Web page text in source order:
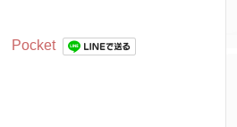
Pocket